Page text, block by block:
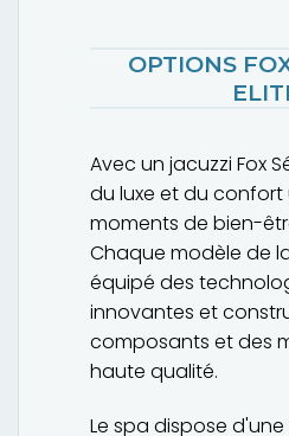
OPTIONS
Avec un jacuzzi Fox
du luxe et du confort
moments de bien-
Chaque modèle de
équipé des
innovantes et
composants et des
haute qualité.
Le spa dispose